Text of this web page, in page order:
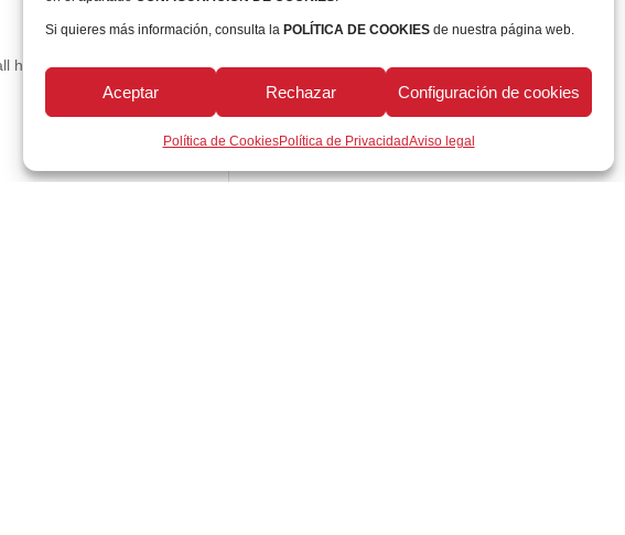
Si quieres más información, consulta la POLÍTICA DE COOKIES de nuestra página web.
Aceptar Rechazar Configuración de cookies
Política de CookiesPolítica de PrivacidadAviso legal
heard the saying